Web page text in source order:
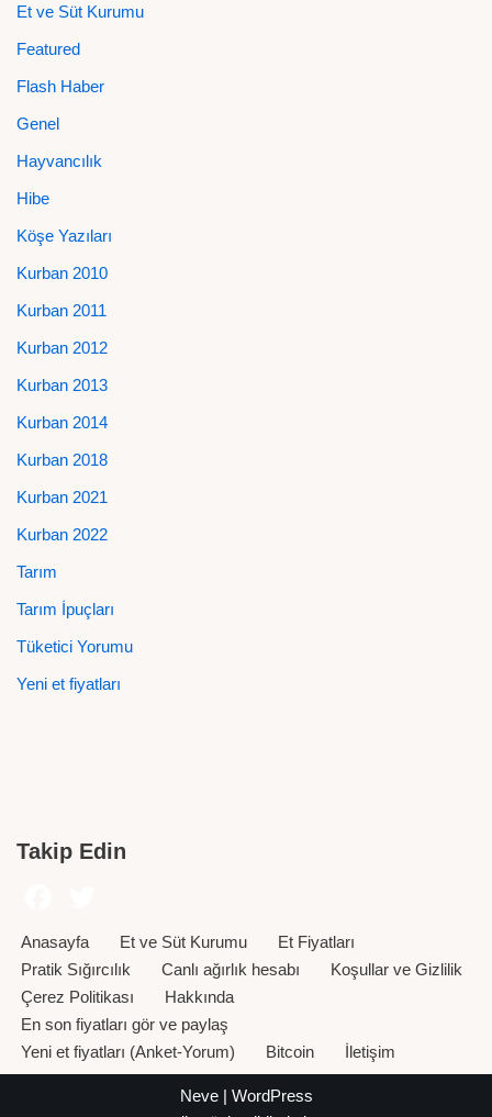
Et ve Süt Kurumu
Featured
Flash Haber
Genel
Hayvancılık
Hibe
Köşe Yazıları
Kurban 2010
Kurban 2011
Kurban 2012
Kurban 2013
Kurban 2014
Kurban 2018
Kurban 2021
Kurban 2022
Tarım
Tarım İpuçları
Tüketici Yorumu
Yeni et fiyatları
Takip Edin
Anasayfa Et ve Süt Kurumu
Et Fiyatları
Pratik Sığırcılık
Canlı ağırlık hesabı
Koşullar ve Gizlilik
Çerez Politikası
Hakkında
En son fiyatları gör ve paylaş
Yeni et fiyatları (Anket-Yorum)
Bitcoin İletişim
Neve| WordPress